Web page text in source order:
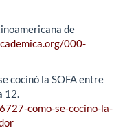
de
000-
cocinó la SOFA entre
12.
como-se-cocino-la-